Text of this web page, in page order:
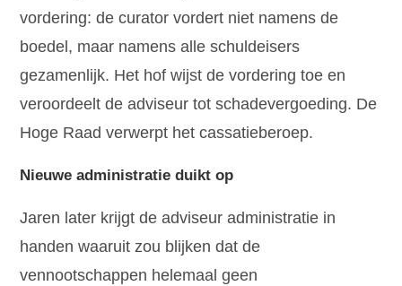
vordering: de curator vordert niet namens de
boedel, maar namens alle schuldeisers
gezamenlijk. Het hof wijst de vordering toe en
veroordeelt de adviseur tot schadevergoeding. De
Hoge Raad verwerpt het cassatieberoep.
Nieuwe administratie duikt op
Jaren later krijgt de adviseur administratie in
handen waaruit zou blijken dat de
vennootschappen helemaal geen